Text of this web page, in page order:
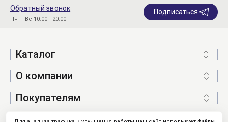
Обратный звонок
Пн – Вс 10:00 - 20:00
Подписаться
Каталог
О компании
Покупателям